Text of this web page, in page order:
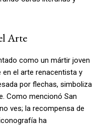
Arte
como un mártir joven
el arte renacentista y
por flechas, simboliza
Como mencionó San
ves; la recompensa de
ha